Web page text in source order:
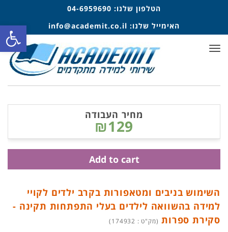
הטלפון שלנו: 04-6959690
האימייל שלנו: info@academit.co.il
תפריט
השימוש בניבים ומטאפורות בקרב ילדים לקויי
למידה בהשוואה לילדים בעלי התפתחות תקינה -
סקירת ספרות (מק"ט : 174932)
מחיר העבודה
₪129
Add to cart
פתח